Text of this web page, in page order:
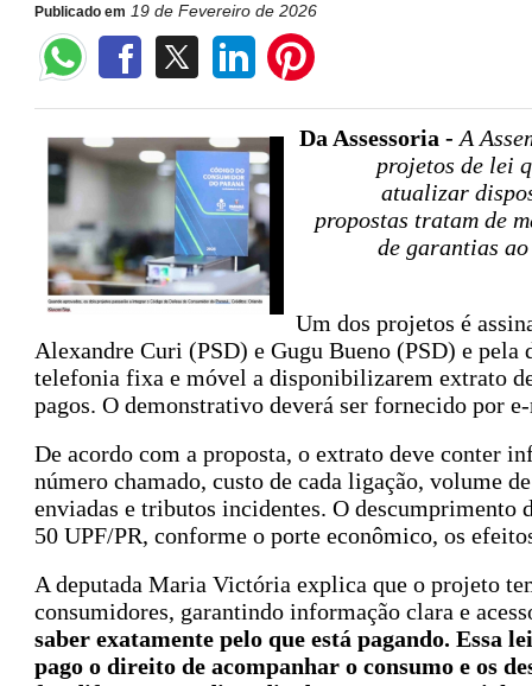
Publicado em 19 de Fevereiro de 2026
Da Assessoria - A
projetos de lei
atualizar
propostas tratam de
de garantias
Um dos projetos é
Alexandre Curi (PSD) e Gugu Bueno (PSD) e
telefonia fixa e móvel a disponibilizarem extrato
pagos. O demonstrativo deverá ser fornecido por
De acordo com a proposta, o extrato deve conter
número chamado, custo de cada ligação, volume
enviadas e tributos incidentes. O descumprimento
50 UPF/PR, conforme o porte econômico, os
A deputada Maria Victória explica que o projeto
consumidores, garantindo informação clara e
saber exatamente pelo que está pagando. Essa
pago o direito de acompanhar o consumo e os